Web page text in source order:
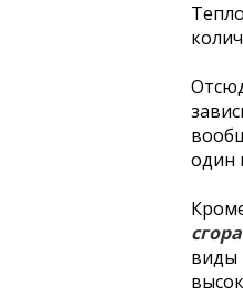
один
виды